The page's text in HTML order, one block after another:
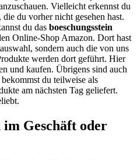
Vielleicht erkennst du
du vorher nicht gesehen hast.
du das boeschungsstein
Online-Shop Amazon. Dort hast
sondern auch die von uns
werden dort geführt. Hier
und kaufen. Übrigens sind auch
du teilweise als
am nächsten Tag geliefert.
im Geschäft oder